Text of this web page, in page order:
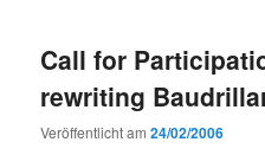
Call for
rewriting
Veröffentlicht am24/02/2006